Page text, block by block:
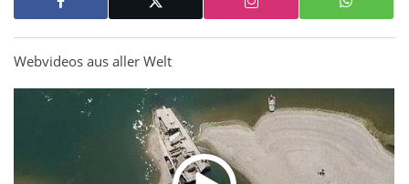
Webvideos aus aller Welt